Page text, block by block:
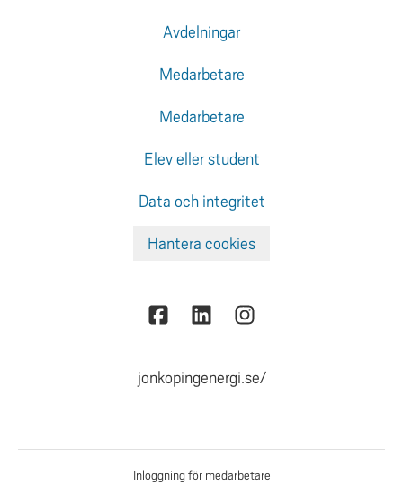
Avdelningar
Medarbetare
Medarbetare
Elev eller student
Data och integritet
Hantera cookies
jonkopingenergi.se/
Inloggning för medarbetare